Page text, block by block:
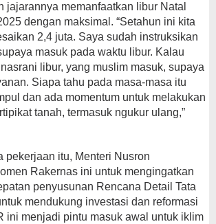
jajarannya memanfaatkan libur Natal
dengan maksimal. “Setahun ini kita
2,4 juta. Saya sudah instruksikan
masuk pada waktu libur. Kalau
libur, yang muslim masuk, supaya
Siapa tahu pada masa-masa itu
dan ada momentum untuk melakukan
tanah, termasuk ngukur ulang,”
pekerjaan itu, Menteri Nusron
Rakernas ini untuk mengingatkan
penyusunan Rencana Detail Tata
mendukung investasi dan reformasi
ini menjadi pintu masuk awal untuk iklim